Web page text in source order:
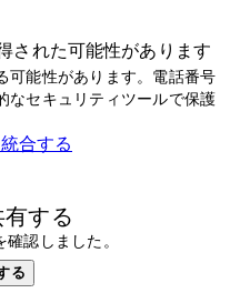
された可能性があります
可能性があります。電話番号
なセキュリティツールで保護
合する
する
確認しました。
る